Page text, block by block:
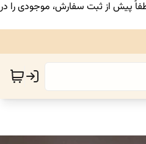
پیش از ثبت سفارش، موجودی را در